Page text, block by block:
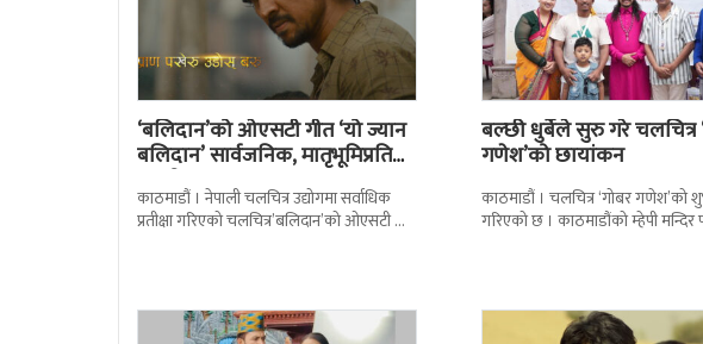
‘बलिदान’को ओएसटी गीत ‘यो ज्यान
बलिदान’ सार्वजनिक, मातृभूमिप्रति
पुत्रको भावनात्मक…
काठमाडौं । नेपाली चलचित्र उद्योगमा सर्वाधिक
प्रतीक्षा गरिएको चलचित्र’बलिदान’को ओएसटी गीत
बल्छी धुर्बेले सुरु गरे चलचित्र
गणेश’को छायांकन
काठमाडौं । चलचित्र ‘गोबर गणेश’को
गरिएको छ । काठमाडौंको म्हेपी मन्दिर